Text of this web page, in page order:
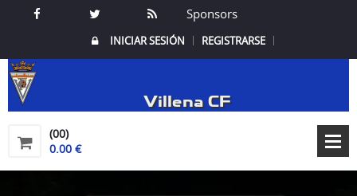
Sponsors
INICIAR SESIÓN REGISTRARSE
Villena CF
(00)
0.00 €